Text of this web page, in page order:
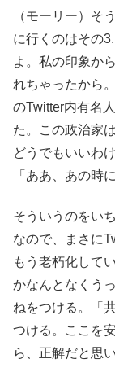
（モーリー）そ
に行くのはその
よ。私の印象か
れちゃったから
のTwitter内有名
た。この政治家
どうでもいいわ
「ああ、あの時
そういうのをい
なので、まさに
もう老朽化して
かなんとなくう
ねをつける。「
つける。ここを
ら、正解だと思い